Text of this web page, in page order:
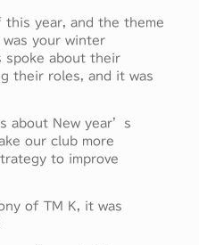
year, and the theme
was your winter
spoke about their
their roles, and it was
about New year’ s
our club more
to improve
of TM K, it was